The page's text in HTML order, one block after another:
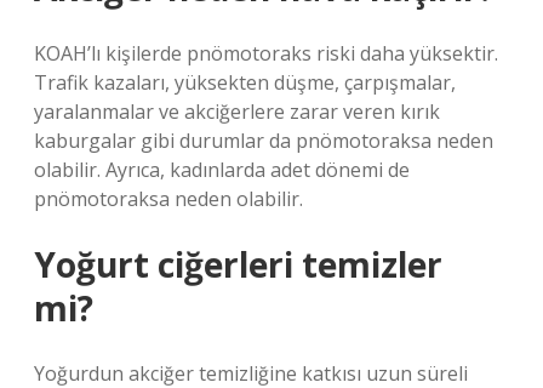
KOAH’lı kişilerde pnömotoraks riski daha yüksektir.
Trafik kazaları, yüksekten düşme, çarpışmalar,
yaralanmalar ve akciğerlere zarar veren kırık
kaburgalar gibi durumlar da pnömotoraksa neden
olabilir. Ayrıca, kadınlarda adet dönemi de
pnömotoraksa neden olabilir.
Yoğurt ciğerleri temizler
mi?
Yoğurdun akciğer temizliğine katkısı uzun süreli